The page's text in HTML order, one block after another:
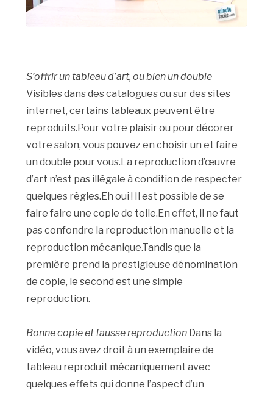
S’offrir un tableau d’art, ou bien un double
Visibles dans des catalogues ou sur des sites
internet, certains tableaux peuvent être
reproduits.Pour votre plaisir ou pour décorer
votre salon, vous pouvez en choisir un et faire
un double pour vous.La reproduction d’œuvre
d’art n’est pas illégale à condition de respecter
quelques règles.Eh oui ! Il est possible de se
faire faire une copie de toile.En effet, il ne faut
pas confondre la reproduction manuelle et la
reproduction mécanique.Tandis que la
première prend la prestigieuse dénomination
de copie, le second est une simple
reproduction.
Bonne copie et fausse reproduction Dans la
vidéo, vous avez droit à un exemplaire de
tableau reproduit mécaniquement avec
quelques effets qui donne l’aspect d’un